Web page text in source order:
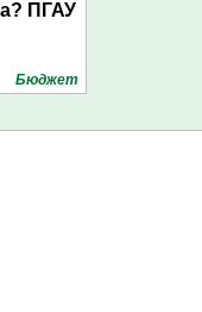
ПГАУ
Бюджет